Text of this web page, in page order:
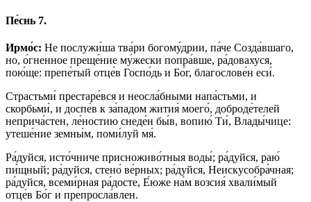
Пе́снь 7.
Ирмо́с: Не послужи́ша тва́ри богому́дрии, па́че Созда́вшаго,
но, о́гненное преще́ние му́жески попра́вше, ра́довахуся,
пою́ще: препе́тый отце́в Госпо́дь и Бо́г, благослове́н еси́.
Страстьми́ престаре́вся и неосла́бными напа́стьми, и
скорбьми́, и доспе́в к за́падом жития́ моего́, доброде́телей
неприча́стен, ле́ностию снеде́н бы́в, вопию́ Ти́, Влады́чице:
утеше́ние земны́м, поми́луй мя́.
Ра́дуйся, исто́чниче присноживо́тныя воды́; ра́дуйся, раю́
пи́щный; ра́дуйся, стено́ ве́рных; ра́дуйся, Неискусобра́чная;
ра́дуйся, всеми́рная ра́досте, Е́юже на́м возсия́ хвали́мый
отце́в Бо́г и препросла́влен.